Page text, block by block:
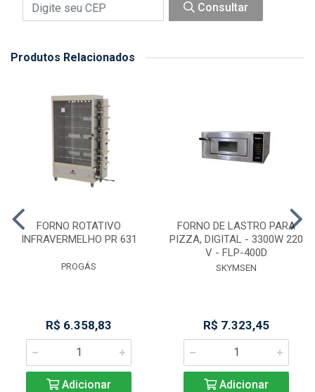
Consultar
Produtos Relacionados
FORNO ROTATIVO
INFRAVERMELHO PR 631
PROGÁS
R$ 6.358,83
Adicionar
FORNO DE LASTRO PARA
PIZZA, DIGITAL - 3300W 220
V - FLP-400D
SKYMSEN
R$ 7.323,45
Adicionar